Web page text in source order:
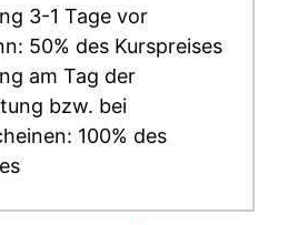
3-1 Tage vor
50% des Kurspreises
am Tag der
bzw. bei
100% des